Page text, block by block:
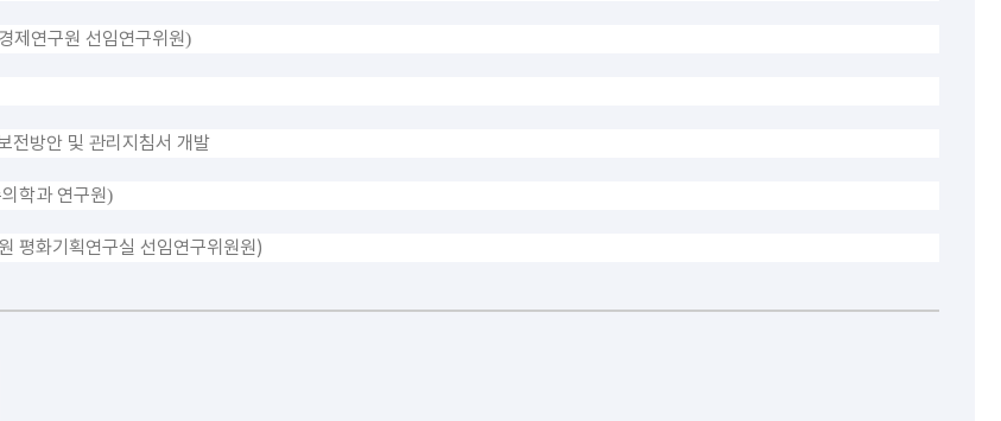
제연구원 선임연구위원)
전방안 및 관리지침서 개발
학과 연구원)
평화기획연구실 선임연구위원원)